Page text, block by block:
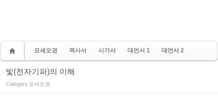
모세오경 역사서 시가서 대언서 1 대언서 2
빛(전자기파)의 이해
Category 모세오경